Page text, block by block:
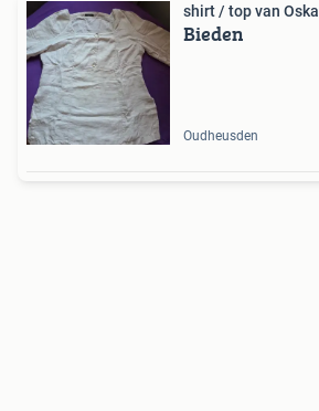
shirt / top van Oska
Bieden
Oudheusden